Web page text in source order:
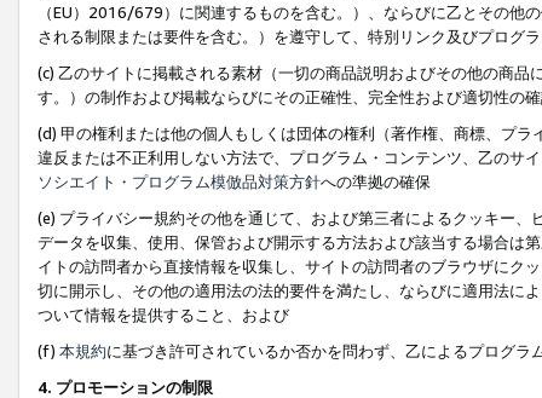
（EU）2016/679）に関連するものを含む。）、ならびに乙とその他
される制限または要件を含む。）を遵守して、特別リンク及びプログ
(c) 乙のサイトに掲載される素材（一切の商品説明およびその他の商
す。）の制作および掲載ならびにその正確性、完全性および適切性の
(d) 甲の権利または他の個人もしくは団体の権利（著作権、商標、プ
違反または不正利用しない方法で、プログラム・コンテンツ、乙のサ
ソシエイト・プログラム模倣品対策方針への準拠の確保
(e) プライバシー規約その他を通じて、および第三者によるクッキー
データを収集、使用、保管および開示する方法および該当する場合は
イトの訪問者から直接情報を収集し、サイトの訪問者のブラウザにク
切に開示し、その他の適用法の法的要件を満たし、ならびに適用法に
ついて情報を提供すること、および
(f) 本規約に基づき許可されているか否かを問わず、乙によるプログ
4. プロモーションの制限